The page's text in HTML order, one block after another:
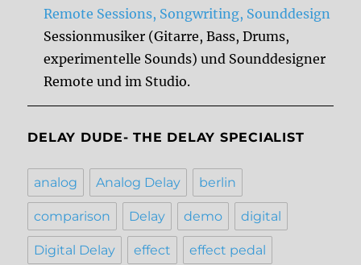
Remote Sessions, Songwriting, Sounddesign
Sessionmusiker (Gitarre, Bass, Drums,
experimentelle Sounds) und Sounddesigner
Remote und im Studio.
DELAY DUDE- THE DELAY SPECIALIST
analog Analog Delay berlin
comparison Delay demo digital
Digital Delay effect effect pedal